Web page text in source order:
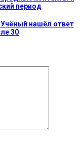
период
нашёл ответ
30